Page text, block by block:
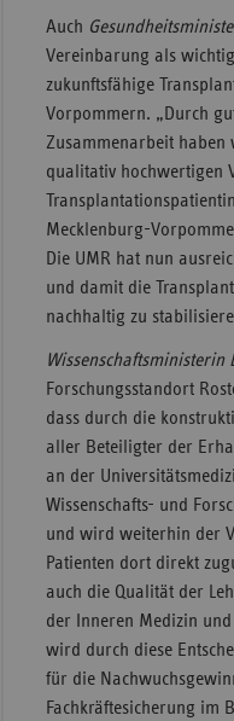
Auch
Vereinbarung als
zukunftsfähige
Vorpommern. „Durch
Zusammenarbeit
qualitativ hochwertigen
Mecklenburg-
Die UMR hat nun
und damit die
nachhaltig zu
Wissenschaftsministerin
Forschungsstandort
dass durch die
aller Beteiligter der
an der
Wissenschafts- und
und wird weiterhin der
Patienten dort direkt
auch die Qualität der
der Inneren Medizin
wird durch diese
für die
Fachkräftesicherung im